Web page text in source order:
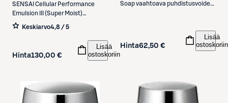
SENSAI Cellular Performance
Emulsion III (Super Moist)
hoitoemulsio 100 ml
Keskiarvo4,8 / 5
Hinta130,00 €
Lisää
ostoskoriin
Soap vaahtoava puhdistusvoide
Hinta62,50 €
Lisää
ostoskoriin